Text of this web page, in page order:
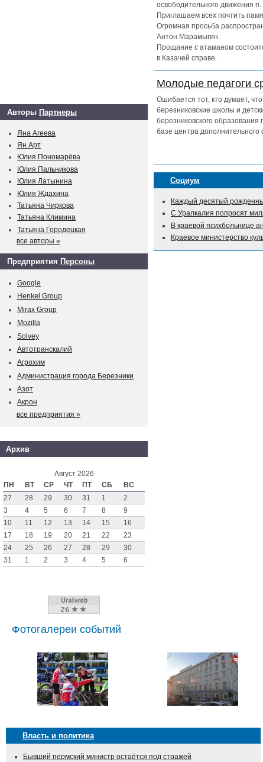
освободительного движения
Приглашаем всех почтить
Огромная просьба
Антон Марамыгин.
Прощание с атаманом
в Казачей справе.
Молодые педагоги
Ошибается тот, кто думает,
березниковские школы и
березниковского
базе центра дополнительного
Социум
Каждый десятый
С Уралкалия попросят
В краевой психбольнице
Краевое министерство
Авторы Партнеры
Яна Агеева
Ян Арт
Юлия Пономарёва
Юлия Пальникова
Юлия Латынина
Юлия Ждахина
Татьяна Чиркова
Татьяна Климина
Татьяна Городецкая
все авторы »
Предприятия Персоны
Google
Henkel Group
Mirax Group
Mozilla
Solvey
Автотранскалий
Агрохим
Администрация города Березники
Азот
Акрон
все предприятия »
Архив
Август 2026
ПН
ВТ СР ЧТ ПТ СБ
ВС
27
28 29 30 31 1
2
3
4 5 6 7 8
9
10
11 12 13 14 15
16
17
18 19 20 21 22
23
24
25 26 27 28 29
30
31
1 2 3 4 5 6
Фотогалереи событий
Власть и политика
Бывший пермский министр остаётся под стражей